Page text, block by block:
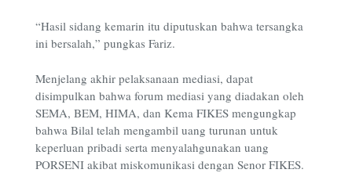
“Hasil sidang kemarin itu diputuskan bahwa tersangka
ini bersalah,” pungkas Fariz.
Menjelang akhir pelaksanaan mediasi, dapat
disimpulkan bahwa forum mediasi yang diadakan oleh
SEMA, BEM, HIMA, dan Kema FIKES mengungkap
bahwa Bilal telah mengambil uang turunan untuk
keperluan pribadi serta menyalahgunakan uang
PORSENI akibat miskomunikasi dengan Senor FIKES.